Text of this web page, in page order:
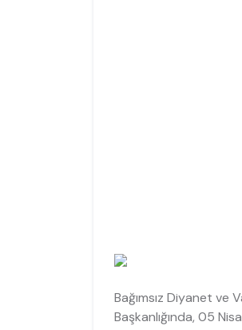
Bağımsız Diyanet ve
Başkanlığında, 05